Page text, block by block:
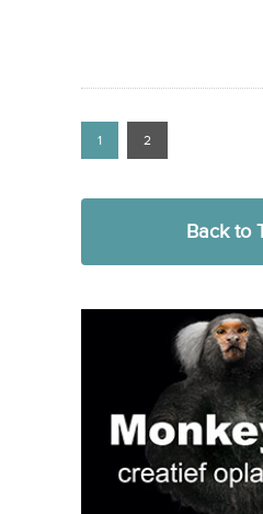
1 2
Back to